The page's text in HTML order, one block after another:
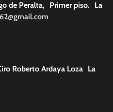
de Peralta, Primer piso. La
Roberto Ardaya Loza La